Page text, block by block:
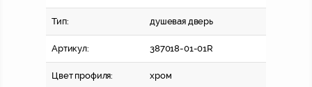
Тип: душевая дверь
Артикул: 387018-01-01R
Цвет профиля: хром